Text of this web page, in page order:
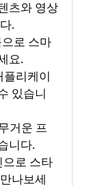
츠와 영상
.
로 스마
요.
플리케이
있습니
거운 프
니다.
으로 스타
나보세